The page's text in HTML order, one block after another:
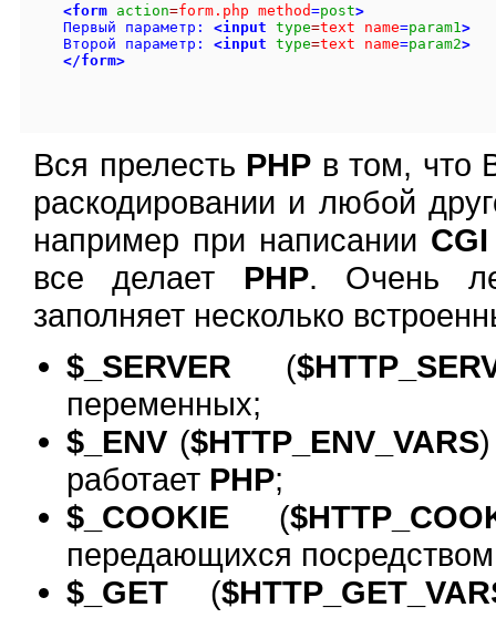
<form action=form.php method=post>
Первый параметр: <input type=text name=param1 >
Второй параметр: <input type=text name=param2>
</form>
Вся прелесть PHP в том, что
раскодировании и любой
например при написании CGI
все делает PHP. Очень
заполняет несколько
$_SERVER (
переменных;
$_ENV ($HTTP_ENV_VARS
работает PHP;
$_COOKIE (
передающихся
$_GET (